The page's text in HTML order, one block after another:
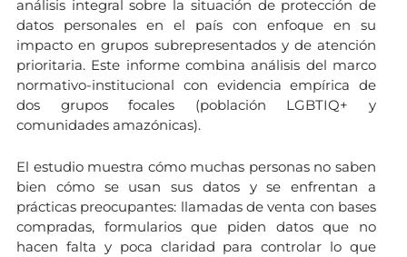
análisis integral sobre la situación de protección de
datos personales en el país con enfoque en su
impacto en grupos subrepresentados y de atención
prioritaria. Este informe combina análisis del marco
normativo-institucional con evidencia empírica de
dos grupos focales (población LGBTIQ+ y
comunidades amazónicas).
El estudio muestra cómo muchas personas no saben
bien cómo se usan sus datos y se enfrentan a
prácticas preocupantes: llamadas de venta con bases
compradas, formularios que piden datos que no
hacen falta y poca claridad para controlar lo que